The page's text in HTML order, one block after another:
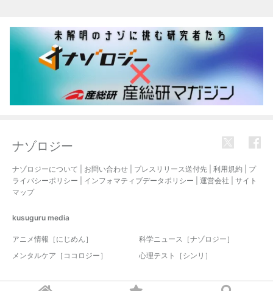
ナゾロジー
ナゾロジーについて お問い合わせ プレスリリース送付先 利用規約
プ
ライバシーポリシー
インフォマティブデータポリシー 運営会社
サイト
マップ
kusuguru media
アニメ情報［にじめん］
科学ニュース［ナゾロジー］
メンタルケア［ココロジー］
心理テスト［シンリ］
© 2017-2026 nazology. all rights reserved.